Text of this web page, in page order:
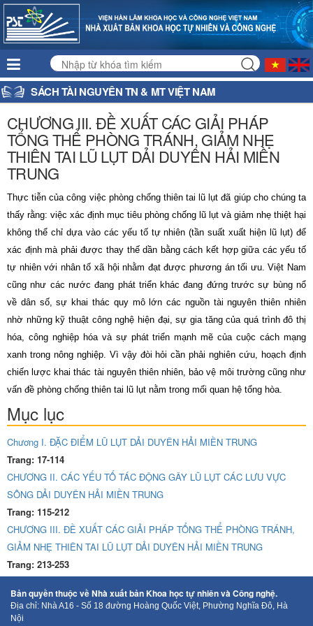
SÁCH TÀI NGUYÊN TN & MT VIỆT NAM
CHƯƠNG III. ĐỀ XUẤT CÁC GIẢI PHÁP
TỔNG THỂ PHÒNG TRÁNH, GIẢM NHẸ
THIÊN TAI LŨ LỤT DẢI DUYÊN HẢI MIỀN
TRUNG
Thực tiễn của công việc phòng chống thiên tai lũ lụt đã giúp cho chúng ta
thấy rằng: việc xác định mục tiêu phòng chống lũ lụt và giảm nhẹ thiệt hại
không thể chỉ dựa vào các yếu tố tự nhiên (tần suất xuất hiện lũ lụt) để
xác định mà phải được thay thế dần bằng cách kết hợp giữa các yếu tố
tự nhiên với nhân tố xã hội nhằm đạt được phương án tối ưu. Việt Nam
cũng như các nước đang phát triển khác đang đứng trước sự bùng nổ
về dân số, sự khai thác quy mô lớn các nguồn tài nguyên thiên nhiên
nhờ những kỹ thuật công nghệ hiện đại, sự gia tăng của quá trình đô thị
hóa, công nghiệp hóa và sự phát triển mạnh mẽ của cuộc cách mạng
xanh trong nông nghiệp. Vì vậy đòi hỏi cần phải nghiên cứu, hoạch định
chiến lược khai thác tài nguyên thiên nhiên, bảo vệ môi trường cũng như
vấn đề phòng chống thiên tai lũ lụt nằm trong mối quan hệ tổng hòa.
Mục lục
Chương I. ĐẶC ĐIỂM LŨ LỤT DẢI DUYÊN HẢI MIỀN TRUNG
Trang: 17-114
CHƯƠNG II. CÁC YẾU TỐ TÁC ĐỘNG GÂY LŨ LỤT CÁC LƯU VỰC
SÔNG DẢI DUYÊN HẢI MIỀN TRUNG
Trang: 115-212
CHƯƠNG III. ĐỀ XUẤT CÁC GIẢI PHÁP TỔNG THỂ PHÒNG TRÁNH,
GIẢM NHẸ THIÊN TAI LŨ LỤT DẢI DUYÊN HẢI MIỀN TRUNG
Trang: 213-253
Bản quyền thuộc về Nhà xuất bản Khoa học tự nhiên và Công nghệ.
Địa chỉ: Nhà A16 - Số 18 đường Hoàng Quốc Việt, Phường Nghĩa Đô, Hà
Nội